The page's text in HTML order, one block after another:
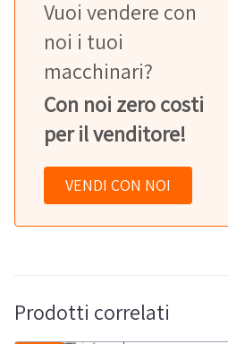
Vuoi vendere con
noi i tuoi
macchinari?
Con noi zero costi
per il venditore!
VENDI CON NOI
Prodotti correlati